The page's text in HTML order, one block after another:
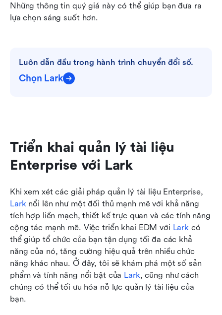
Những thông tin quý giá này có thể giúp bạn đưa ra
lựa chọn sáng suốt hơn.
Luôn dẫn đầu trong hành trình chuyển đổi số.
Chọn Lark
Triển khai quản lý tài liệu
Enterprise với Lark
Lark nổi lên như một đối thủ mạnh mẽ với khả năng
tích hợp liền mạch, thiết kế trực quan và các tính năng
cộng tác mạnh mẽ. Việc triển khai EDM với Lark có
thể giúp tổ chức của bạn tận dụng tối đa các khả
năng của nó, tăng cường hiệu quả trên nhiều chức
năng khác nhau. Ở đây, tôi sẽ khám phá một số sản
phẩm và tính năng nổi bật của Lark, cũng như cách
chúng có thể tối ưu hóa nỗ lực quản lý tài liệu của
bạn.